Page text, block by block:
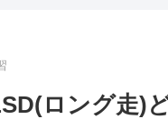
ロング走)